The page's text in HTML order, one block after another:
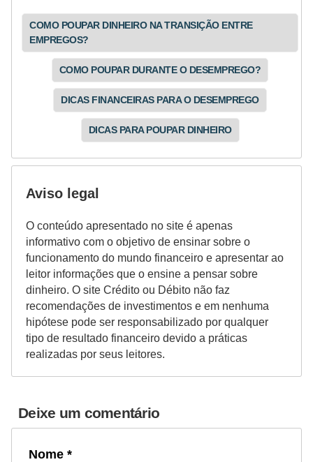
COMO POUPAR DINHEIRO NA TRANSIÇÃO ENTRE
EMPREGOS?
COMO POUPAR DURANTE O DESEMPREGO?
DICAS FINANCEIRAS PARA O DESEMPREGO
DICAS PARA POUPAR DINHEIRO
Aviso legal
O conteúdo apresentado no site é apenas
informativo com o objetivo de ensinar sobre o
funcionamento do mundo financeiro e apresentar ao
leitor informações que o ensine a pensar sobre
dinheiro. O site Crédito ou Débito não faz
recomendações de investimentos e em nenhuma
hipótese pode ser responsabilizado por qualquer
tipo de resultado financeiro devido a práticas
realizadas por seus leitores.
Deixe um comentário
Nome *